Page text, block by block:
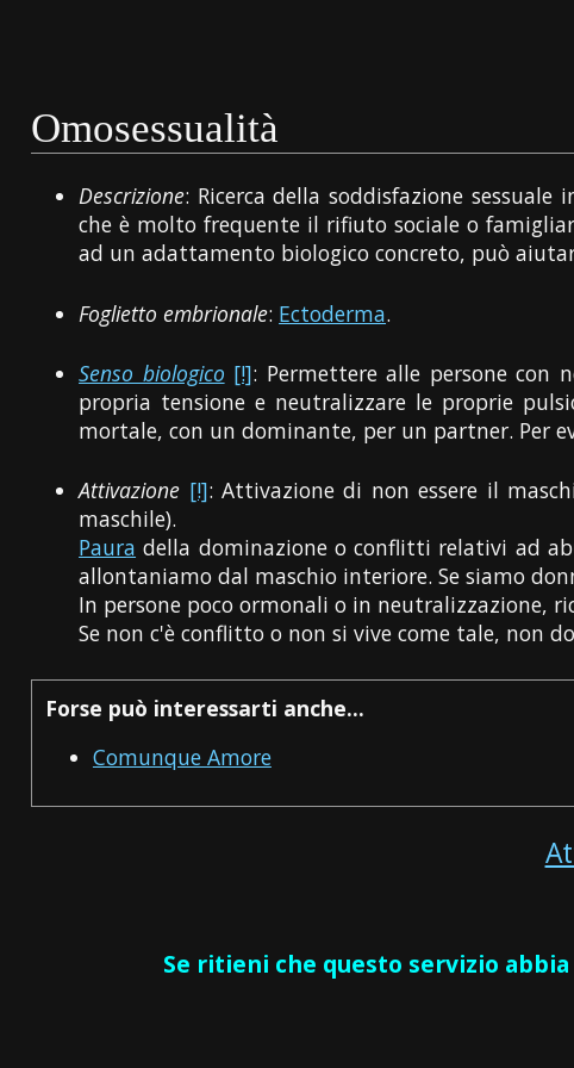
Omosessualità
Descrizione: Ricerca della soddisfazione
che è molto frequente il rifiuto sociale o
ad un adattamento biologico concreto, può
Foglietto embrionale: Ectoderma.
Senso biologico [!]: Permettere alle persone con
propria tensione e neutralizzare le proprie
mortale, con un dominante, per un partner. Per
Attivazione [!]: Attivazione di non essere il
maschile).
Paura della dominazione o conflitti relativi ad
allontaniamo dal maschio interiore. Se siamo
In persone poco ormonali o in neutralizzazione,
Se non c'è conflitto o non si vive come tale, non
Forse può interessarti anche...
Comunque Amore
Se ritieni che questo servizio